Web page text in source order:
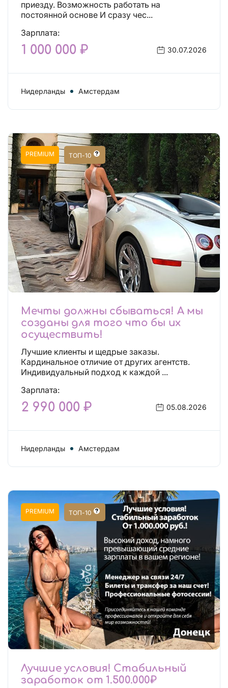
приезду. Возможность работать на
постоянной основе И сразу чес...
Зарплата:
1 000 000 ₽ 30.07.2026
Нидерланды Амстердам
PREMIUM ТОП-10
Мечты должны сбываться! А мы
созданы для того что бы их
осуществить!
Лучшие клиенты и щедрые заказы.
Кардинальное отличие от других агентств.
Индивидуальный подход к каждой ...
Зарплата:
2 990 000 ₽ 05.08.2026
Нидерланды Амстердам
PREMIUM ТОП-10
Лучшие условия! Стабильный
заработок от 1.500.000₽